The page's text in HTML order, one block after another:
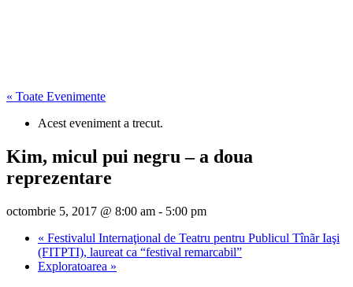
« Toate Evenimente
Acest eveniment a trecut.
Kim, micul pui negru – a doua
reprezentare
octombrie 5, 2017 @ 8:00 am - 5:00 pm
« Festivalul Internaţional de Teatru pentru Publicul Tînãr Iaşi
(FITPTI), laureat ca “festival remarcabil”
Exploratoarea »